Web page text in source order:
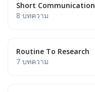
Short Communication
8 บทความ
Routine To Research
7 บทความ